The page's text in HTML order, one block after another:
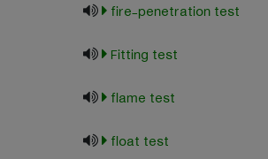
fire-penetration test
Fitting test
flame test
float test